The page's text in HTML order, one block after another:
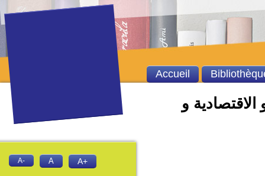
الاقتصادية و
Accueil
A- A A+